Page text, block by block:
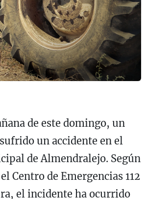
de este domingo, un
un accidente en el
de Almendralejo. Según
Centro de Emergencias 112
el incidente ha ocurrido